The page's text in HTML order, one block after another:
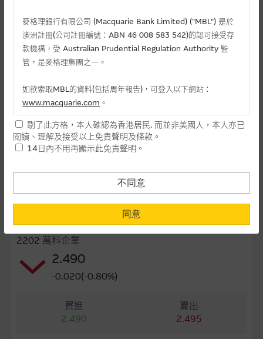
上市日(日-月-年) 02/12/2025
最後交易日(日-月-年) 24/12/2026
每手(份)
街貨量(百萬份) 12.95
街貨百分比 32.38%
相關資產資料
2202 萬科企業
2.490
-0.020(-0.80%)
買進
2.490
賣出
2.495
麥格理銀行有限公司 (Macquarie Bank Limited) ("MBL") 是於
澳洲註冊(公司註冊編號：ABN 46 008 583 542)的認可接受存
款機構，受 Australian Prudential Regulation Authority 監
管，是麥格理集團之一。
如欲索取MBL的資料(包括周年報告)，可登入以下網站：
www.macquarie.com 。
本網站所載資料會隨時更改，而不作另行通知，如閣下欲取麥格
理的資料，可直接聯絡本集團職員。
民使用，並不提供或發售予美國人。本網站內容無意要約或唆使
閣下購買證券、基金單位或其他投資工具(不論在參考條款上或在
其他地方)，但清楚表明上述意圖的個別段落則屬例外。
提供網站內容的基準 – 使用時請考慮個人風險
供。惟麥格理集團並無核實所有網站內容，故就閣下的目的而
言，網站內容可能未必完整或準確。麥格理集團不會，亦沒有義
容所載的意見、預測及其他資料可予更改或刪除，而毋須作出通
剔了此方格，本人確認為香港居民. 而並非美國人，本人亦已
閱讀、理解及接受以上免責聲明及條款。
14日內不用再顯示此免責聲明。
不同意
同意